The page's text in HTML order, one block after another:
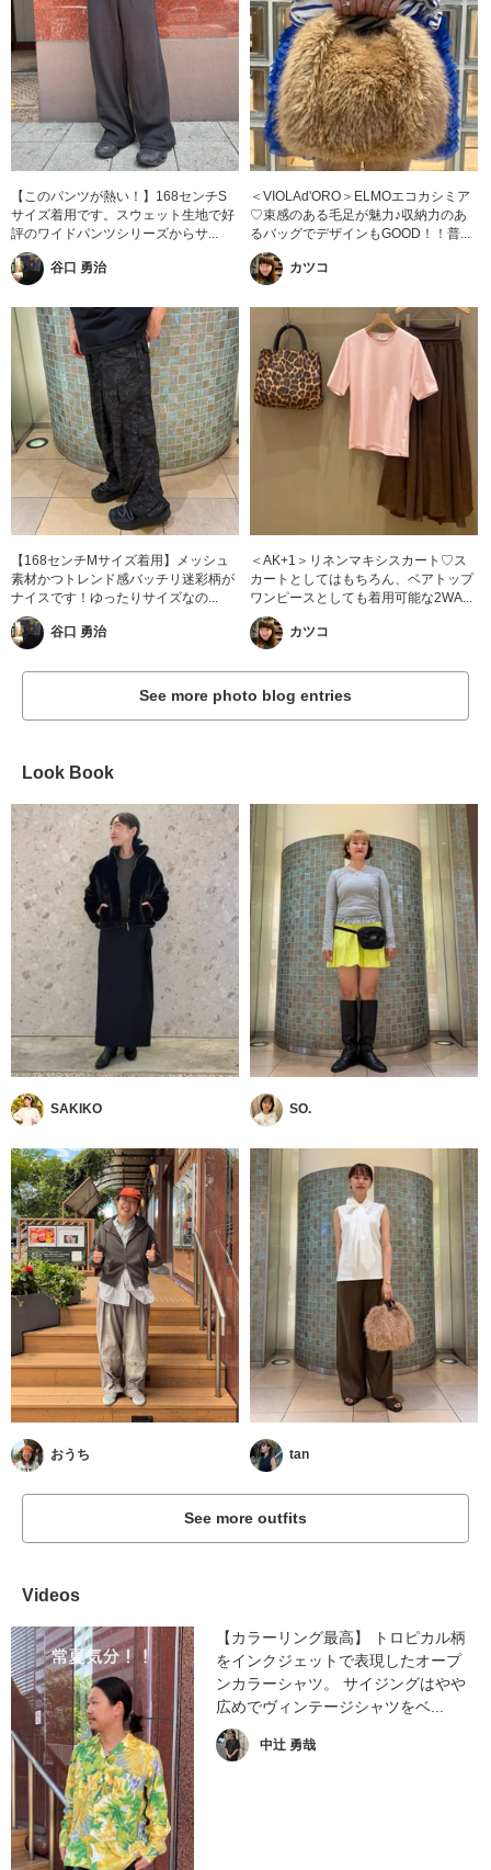
【このパンツが熱い！】168センチS
サイズ着用です。スウェット生地で好
評のワイドパンツシリーズからサ...
谷口 勇治
＜VIOLAd'ORO＞ELMOエコカシミア
♡束感のある毛足が魅力♪収納力のあ
るバッグでデザインもGOOD！！普...
カツコ
【168センチMサイズ着用】メッシュ
素材かつトレンド感バッチリ迷彩柄が
ナイスです！ゆったりサイズなの...
谷口 勇治
＜AK+1＞リネンマキシスカート♡ス
カートとしてはもちろん、ベアトップ
ワンピースとしても着用可能な2WA...
カツコ
See more photo blog entries
Look Book
SAKIKO SO.
おうち tan
See more outfits
Videos
【カラーリング最高】 トロピカル柄
をインクジェットで表現したオープ
ンカラーシャツ。 サイジングはやや
広めでヴィンテージシャツをベ...
中辻 勇哉